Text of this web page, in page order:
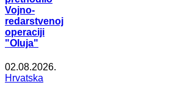
Vojno-
redarstvenoj
operaciji
"Oluja"
02.08.2026.
Hrvatska